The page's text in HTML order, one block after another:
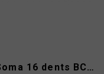
Pignon fixe piste, fixie, BMX Soma 16 dents BC1.37"x24T